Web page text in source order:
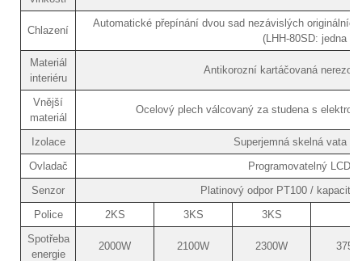
Chlazení
Automatické přepínání dvou sad nezávislých
(LHH-80SD: jedna
Materiál
interiéru
Antikorozní kartáčovaná
Vnější
materiál
Ocelový plech válcovaný za studena s
Izolace
Superjemná skelná vata /
Ovladač
Programovatelný LCD
Senzor
Platinový odpor PT100 /
Police
2KS 3KS
3KS
Spotřeba
energie
2000W 2100W 2300W